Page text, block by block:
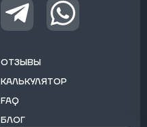
ОТЗЫВЫ
КАЛЬКУЛЯТОР
FAQ
БЛОГ